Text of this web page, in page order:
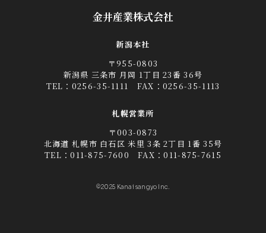
金井産業株式会社
新潟本社
〒955-0803
新潟県 三条市 月岡 1丁目 23番 36号
TEL： 0256-35-1111 FAX：0256-35-1113
札幌営業所
〒003-0873
北海道 札幌市 白石区 米里 3条 2丁目 1番 35号
TEL：011-875-7600 FAX：011-875-7615
©2025 Kanai sangyo Inc.